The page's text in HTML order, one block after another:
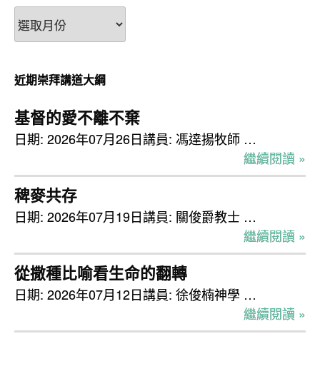
按
月
檢
視
近期崇拜講道大綱
基督的愛不離不棄
日期: 2026年07月26日講員: 馮達揚牧師 …
繼續閱讀 »
稗麥共存
日期: 2026年07月19日講員: 關俊爵教士 …
繼續閱讀 »
從撒種比喻看生命的翻轉
日期: 2026年07月12日講員: 徐俊楠神學 …
繼續閱讀 »